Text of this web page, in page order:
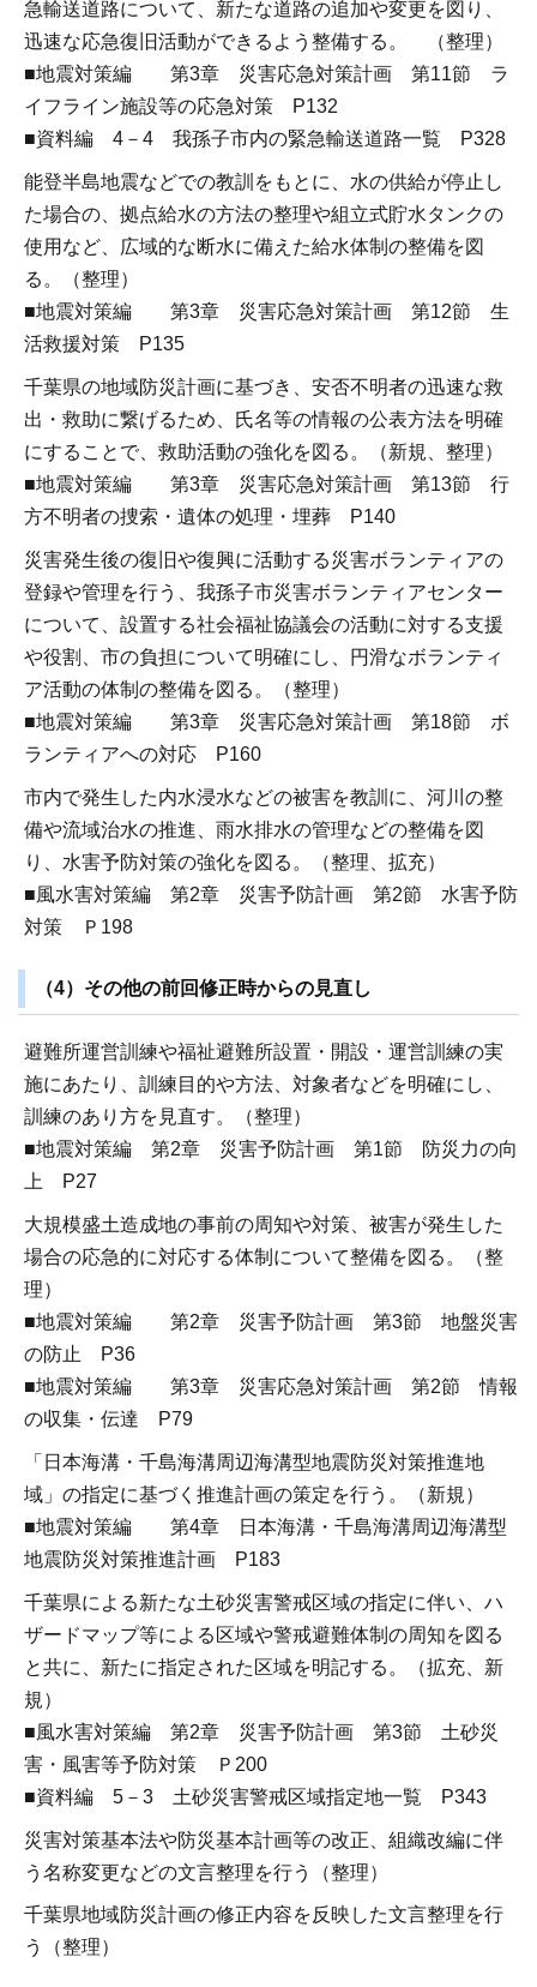
急輸送道路について、新たな道路の追加や変更を図り、
迅速な応急復旧活動ができるよう整備する。 （整理）
■地震対策編 第3章 災害応急対策計画 第11節 ラ
イフライン施設等の応急対策 P132
■資料編 4－4 我孫子市内の緊急輸送道路一覧 P328
能登半島地震などでの教訓をもとに、水の供給が停止し
た場合の、拠点給水の方法の整理や組立式貯水タンクの
使用など、広域的な断水に備えた給水体制の整備を図
る。（整理）
■地震対策編 第3章 災害応急対策計画 第12節 生
活救援対策 P135
千葉県の地域防災計画に基づき、安否不明者の迅速な救
出・救助に繋げるため、氏名等の情報の公表方法を明確
にすることで、救助活動の強化を図る。（新規、整理）
■地震対策編 第3章 災害応急対策計画 第13節 行
方不明者の捜索・遺体の処理・埋葬 P140
災害発生後の復旧や復興に活動する災害ボランティアの
登録や管理を行う、我孫子市災害ボランティアセンター
について、設置する社会福祉協議会の活動に対する支援
や役割、市の負担について明確にし、円滑なボランティ
ア活動の体制の整備を図る。（整理）
■地震対策編 第3章 災害応急対策計画 第18節 ボ
ランティアへの対応 P160
市内で発生した内水浸水などの被害を教訓に、河川の整
備や流域治水の推進、雨水排水の管理などの整備を図
り、水害予防対策の強化を図る。（整理、拡充）
■風水害対策編 第2章 災害予防計画 第2節 水害予防
対策 Ｐ198
（4）その他の前回修正時からの見直し
避難所運営訓練や福祉避難所設置・開設・運営訓練の実
施にあたり、訓練目的や方法、対象者などを明確にし、
訓練のあり方を見直す。（整理）
■地震対策編 第2章 災害予防計画 第1節 防災力の向
上 P27
大規模盛土造成地の事前の周知や対策、被害が発生した
場合の応急的に対応する体制について整備を図る。（整
理）
■地震対策編 第2章 災害予防計画 第3節 地盤災害
の防止 P36
■地震対策編 第3章 災害応急対策計画 第2節 情報
の収集・伝達 P79
「日本海溝・千島海溝周辺海溝型地震防災対策推進地
域」の指定に基づく推進計画の策定を行う。（新規）
■地震対策編 第4章 日本海溝・千島海溝周辺海溝型
地震防災対策推進計画 P183
千葉県による新たな土砂災害警戒区域の指定に伴い、ハ
ザードマップ等による区域や警戒避難体制の周知を図る
と共に、新たに指定された区域を明記する。（拡充、新
規）
■風水害対策編 第2章 災害予防計画 第3節 土砂災
害・風害等予防対策 Ｐ200
■資料編 5－3 土砂災害警戒区域指定地一覧 P343
災害対策基本法や防災基本計画等の改正、組織改編に伴
う名称変更などの文言整理を行う（整理）
千葉県地域防災計画の修正内容を反映した文言整理を行
う（整理）